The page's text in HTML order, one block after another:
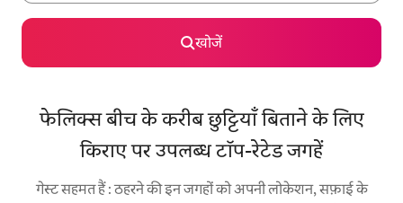
खोजें
फेलिक्स बीच के करीब छुट्टियाँ बिताने के लिए
किराए पर उपलब्ध टॉप-रेटेड जगहें
गेस्ट सहमत हैं : ठहरने की इन जगहों को अपनी लोकेशन, सफ़ाई के